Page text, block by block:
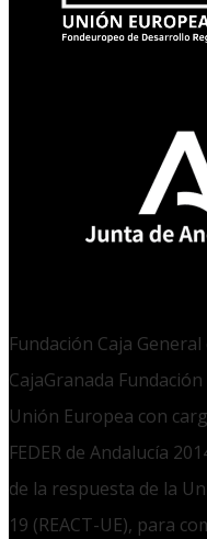
Fundación Caja
CajaGranada
Unión Europea con
FEDER de Andalucía
de la respuesta de la
19 (REACT-UE), para